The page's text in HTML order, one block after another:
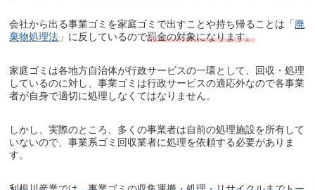
会社から出る事業ゴミを家庭ゴミで出すことや持ち帰ることは「廃
棄物処理法 」に反しているので罰金の対象になります。
家庭ゴミは各地方自治体が行政サービスの一環として、回収・処理
しているのに対し、事業ゴミは行政サービスの適応外なので各事業
者が自身で適切に処理しなくてはなりません。
しかし、実際のところ、多くの事業者は自前の処理施設を所有して
いないので、事業系ゴミ回収業者に処理を依頼する必要がありま
す。